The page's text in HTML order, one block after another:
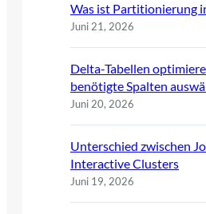
Was ist Partitionierung
Juni 21, 2026
Delta-Tabellen
benötigte Spalten
Juni 20, 2026
Unterschied zwischen
Interactive Clusters
Juni 19, 2026